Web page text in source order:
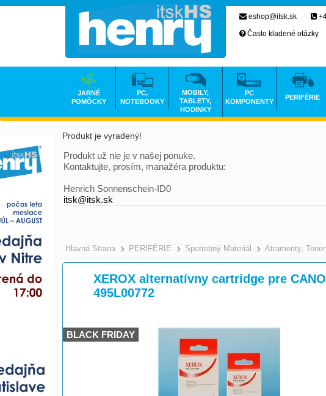
Produkt je vyradený!
Produkt už nie je v našej ponuke.
Kontaktujte, prosím, manažéra produktu:
Henrich Sonnenschein-ID0
itsk@itsk.sk
Hlavná Strana >
PERIFÉRIE >
Spotrebný Materiál Atramenty,
XEROX alternatívny cartridge pre
495L00772
BLACK FRIDAY
eshop@itsk.sk
Často kladené otázky
JARNÉ
POMÔCKY
PC,
NOTEBOOKY
MOBILY,
TABLETY,
HODINKY
PC
KOMPONENTY
PERIFÉRIE